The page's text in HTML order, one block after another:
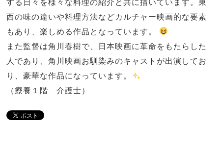
する日々を様々な料理の紹介と共に描いています。東
西の味の違いや料理方法などカルチャー映画的な要素
もあり、楽しめる作品となっています。
また監督は角川春樹で、日本映画に革命をもたらした
人であり、角川映画お馴染みのキャストが出演してお
り、豪華な作品になっています。
（療養１階 介護士）